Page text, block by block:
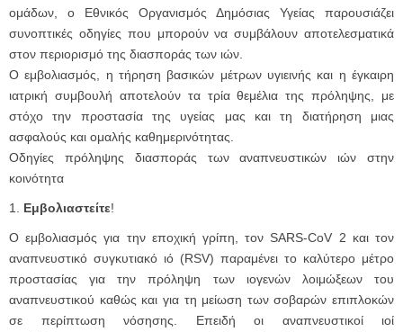
ομάδων, ο Εθνικός Οργανισμός Δημόσιας Υγείας παρουσιάζει
συνοπτικές οδηγίες που μπορούν να συμβάλουν αποτελεσματικά
στον περιορισμό της διασποράς των ιών.
Ο εμβολιασμός, η τήρηση βασικών μέτρων υγιεινής και η έγκαιρη
ιατρική συμβουλή αποτελούν τα τρία θεμέλια της πρόληψης, με
στόχο την προστασία της υγείας μας και τη διατήρηση μιας
ασφαλούς και ομαλής καθημερινότητας.
Οδηγίες πρόληψης διασποράς των αναπνευστικών ιών στην
κοινότητα
1. Εμβολιαστείτε!
Ο εμβολιασμός για την εποχική γρίπη, τον SARS-CoV 2 και τον
αναπνευστικό συγκυτιακό ιό (RSV) παραμένει το καλύτερο μέτρο
προστασίας για την πρόληψη των ιογενών λοιμώξεων του
αναπνευστικού καθώς και για τη μείωση των σοβαρών επιπλοκών
σε περίπτωση νόσησης. Επειδή οι αναπνευστικοί ιοί